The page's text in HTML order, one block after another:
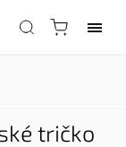
tričko